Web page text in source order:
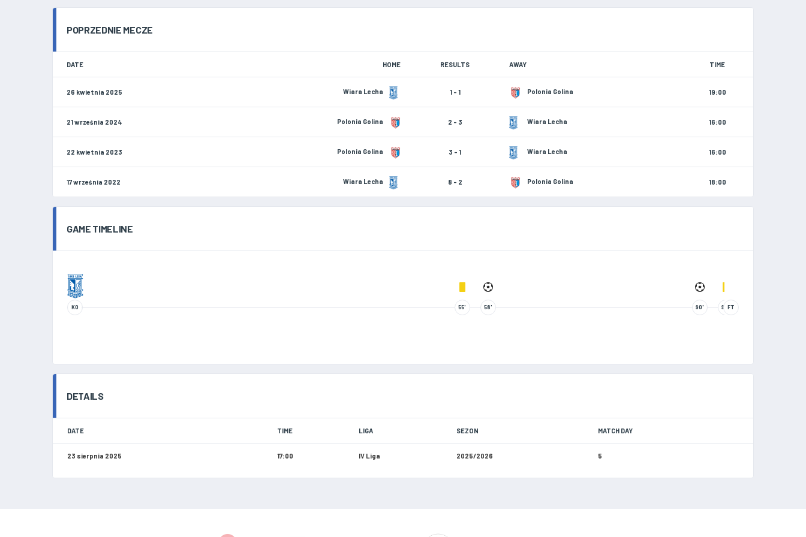
POPRZEDNIE MECZE
DATE HOME RESULTS AWAY TIME
26 kwietnia 2025 Wiara Lecha 1 - 1 Polonia Golina 19:00
21 września 2024 Polonia Golina 2 - 3 Wiara Lecha 16:00
22 kwietnia 2023 Polonia Golina 3 - 1 Wiara Lecha 16:00
17 września 2022 Wiara Lecha 8 - 2 Polonia Golina 18:00
GAME TIMELINE
KO 55' 58' 90' 90'FT
DETAILS
DATE TIME LIGA SEZON MATCH DAY
23 sierpnia 2025 17:00 IV Liga 2025/2026 5